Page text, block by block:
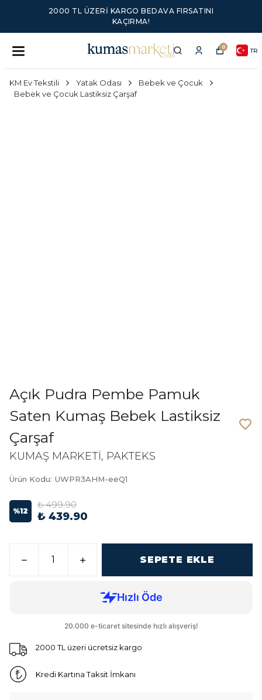
2000 TL ÜZERI KARGO BEDAVA FIRSATINI
KAÇIRMA!
0 TR
KM Ev Tekstili Yatak Odası
Bebek ve Çocuk
Bebek ve Çocuk Lastiksiz Çarşaf
Açık Pudra Pembe Pamuk
Saten Kumaş Bebek Lastiksiz
Çarşaf
KUMAŞ MARKETİ, PAKTEKS
Ürün Kodu: UWPR3AHM-eeQ1
%12
₺ 499.90
₺ 439.90
SEPETE EKLE
2000 TL üzeri ücretsiz kargo
Kredi Kartına Taksit İmkanı